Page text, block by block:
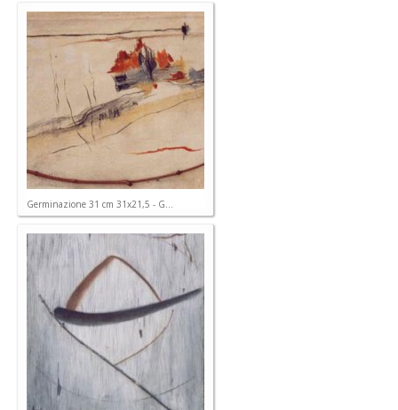
Germinazione 31 cm 31x21,5 - G...